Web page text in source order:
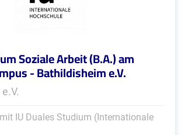
Soziale Arbeit (B.A.) am
- Bathildisheim e.V.
IU Duales Studium (Internationale